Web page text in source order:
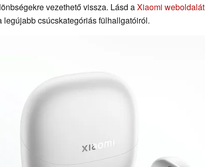
vezethető vissza. Lásd aXiaomi weboldalát
legújabb csúcskategóriás fülhallgatóiról.